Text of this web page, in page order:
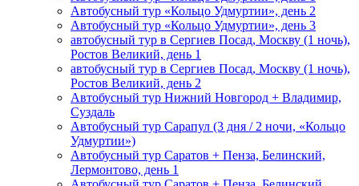
Автобусный тур «Кольцо Удмуртии», день 2
Автобусный тур «Кольцо Удмуртии», день 3
автобусный тур в Сергиев Посад, Москву (1 ночь),
Ростов Великий, день 1
автобусный тур в Сергиев Посад, Москву (1 ночь),
Ростов Великий, день 2
Автобусный тур Нижний Новгород + Владимир,
Суздаль
Автобусный тур Сарапул (3 дня / 2 ночи, «Кольцо
Удмуртии»)
Автобусный тур Саратов + Пенза, Белинский,
Лермонтово, день 1